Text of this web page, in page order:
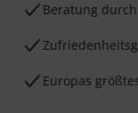
Beratung
Europas